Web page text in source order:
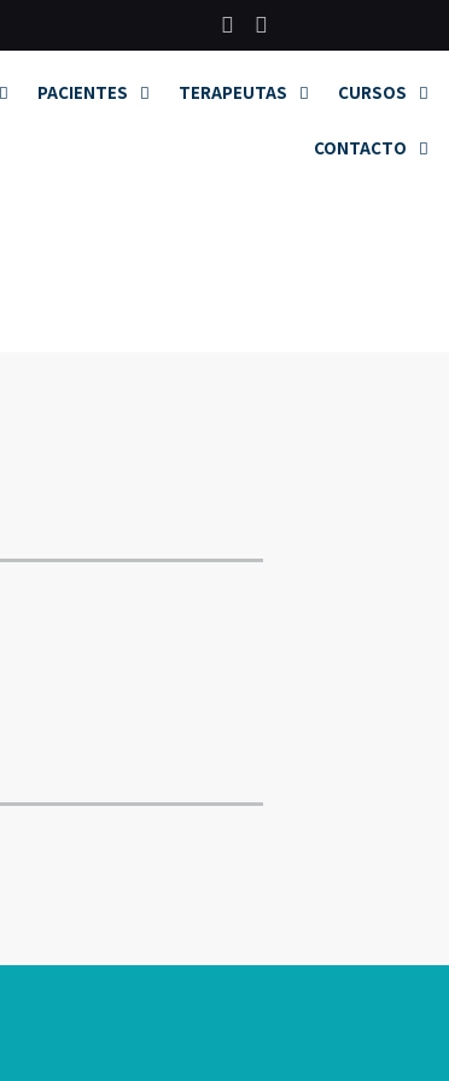
PACIENTES TERAPEUTAS CURSOS
CONTACTO
Categorías